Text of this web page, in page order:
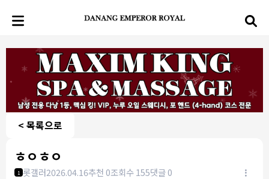
< 목록으로
ㅎㅇㅎㅇ
1 롯갤러2026.04.16추천 0조회수 155댓글 0